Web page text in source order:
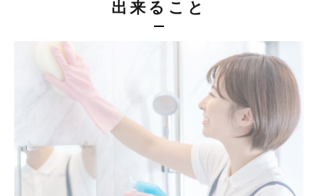
出来ること